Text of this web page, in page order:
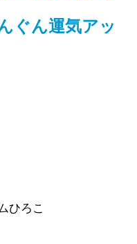
ぐん運気アッ
ひろこ